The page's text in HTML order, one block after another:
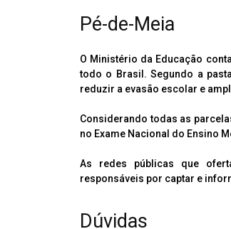
Pé-de-Meia
O Ministério da Educação
todo o Brasil. Segundo a
reduzir a evasão escolar e
Considerando todas as
no Exame Nacional do Ensino
As redes públicas que
responsáveis por captar e
Dúvidas